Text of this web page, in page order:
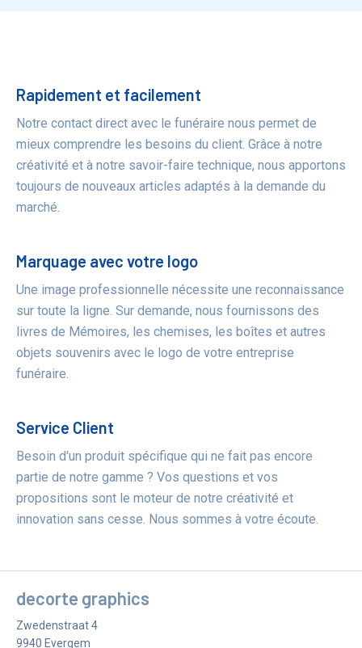
Bénéfices
Rapidement et facilement
Notre contact direct avec le funéraire nous permet de
mieux comprendre les besoins du client. Grâce à notre
créativité et à notre savoir-faire technique, nous apportons
toujours de nouveaux articles adaptés à la demande du
marché.
Marquage avec votre logo
Une image professionnelle nécessite une reconnaissance
sur toute la ligne. Sur demande, nous fournissons des
livres de Mémoires, les chemises, les boîtes et autres
objets souvenirs avec le logo de votre entreprise
funéraire.
Service Client
Besoin d'un produit spécifique qui ne fait pas encore
partie de notre gamme ? Vos questions et vos
propositions sont le moteur de notre créativité et
innovation sans cesse. Nous sommes à votre écoute.
decorte graphics
Zwedenstraat 4
9940 Evergem